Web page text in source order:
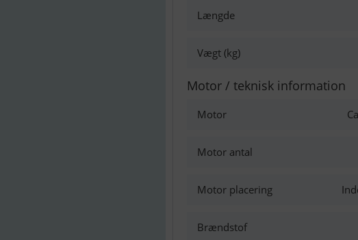
Længde
Vægt (kg)
Motor / teknisk information
Motor
Motor antal
Motor placering
Brændstof